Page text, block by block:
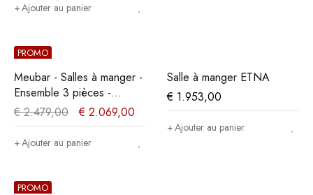
Ajouter au panier
PROMO
Meubar - Salles à manger -
Ensemble 3 pièces -
Chêne/Noir
€2.479,00 € 2.069,00
Ajouter au panier
Salle à manger ETNA
€ 1.953,00
Ajouter au panier
PROMO